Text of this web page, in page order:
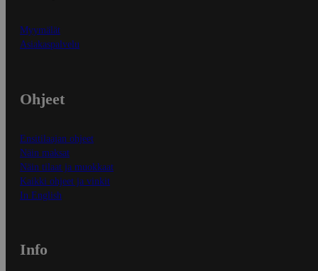
Myymälät
Asiakaspalvelu
Ohjeet
Ensitilaajan ohjeet
Näin maksat
Näin tilaat ja muokkaat
Kaikki ohjeet ja vinkit
In English
Info